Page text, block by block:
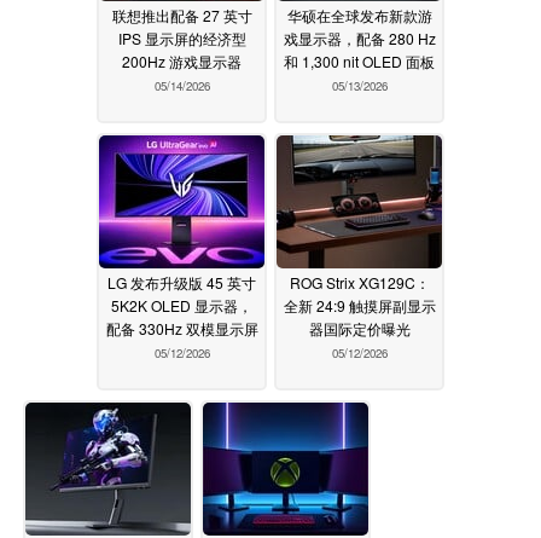
联想推出配备 27 英寸
IPS 显示屏的经济型
200Hz 游戏显示器
05/14/2026
华硕在全球发布新款游
戏显示器，配备 280 Hz
和 1,300 nit OLED 面板
05/13/2026
LG 发布升级版 45 英寸
5K2K OLED 显示器，
配备 330Hz 双模显示屏
05/12/2026
ROG Strix XG129C：
全新 24:9 触摸屏副显示
器国际定价曝光
05/12/2026